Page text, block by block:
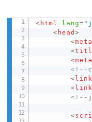
< html lang= "
< head>
<meta
<
<meta
<!--
< link
< link
<!--
<